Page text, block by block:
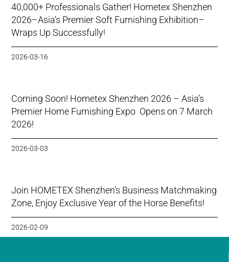
40,000+ Professionals Gather! Hometex Shenzhen
2026–Asia’s Premier Soft Furnishing Exhibition–
Wraps Up Successfully!
2026-03-16
Coming Soon! Hometex Shenzhen 2026 – Asia’s
Premier Home Furnishing Expo Opens on 7 March
2026!
2026-03-03
Join HOMETEX Shenzhen’s Business Matchmaking
Zone, Enjoy Exclusive Year of the Horse Benefits!
2026-02-09